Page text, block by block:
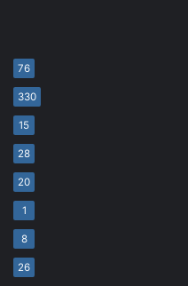
76
330
15
28
20
1
8
26